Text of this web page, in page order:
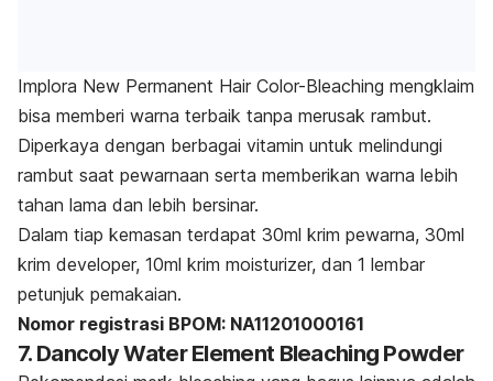
Implora New Permanent Hair Color-Bleaching mengklaim
bisa memberi warna terbaik tanpa merusak rambut.
Diperkaya dengan berbagai vitamin untuk melindungi
rambut saat pewarnaan serta memberikan warna lebih
tahan lama dan lebih bersinar.
Dalam tiap kemasan terdapat 30ml krim pewarna, 30ml
krim developer, 10ml krim moisturizer, dan 1 lembar
petunjuk pemakaian.
Nomor registrasi BPOM: NA11201000161
7. Dancoly Water Element Bleaching Powder